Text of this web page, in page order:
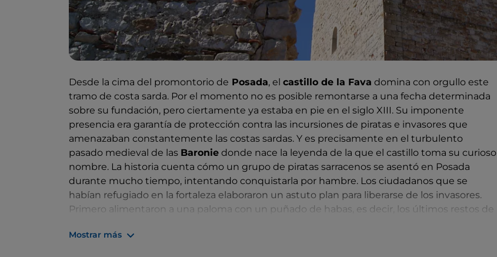
Desde la cima del promontorio de Posada, el castillo de la Fava domina con orgullo este
tramo de costa sarda. Por el momento no es posible remontarse a una fecha determinada
sobre su fundación, pero ciertamente ya estaba en pie en el siglo XIII. Su imponente
presencia era garantía de protección contra las incursiones de piratas e invasores que
amenazaban constantemente las costas sardas. Y es precisamente en el turbulento
pasado medieval de las Baronie donde nace la leyenda de la que el castillo toma su curioso
nombre. La historia cuenta cómo un grupo de piratas sarracenos se asentó en Posada
durante mucho tiempo, intentando conquistarla por hambre. Los ciudadanos que se
habían refugiado en la fortaleza elaboraron un astuto plan para liberarse de los invasores.
Primero alimentaron a una paloma con un puñado de habas, es decir, los últimos restos de
pirata, donde ésta se precipitó exhausta. Los sarracenos notaron el estómago hinchado del
Mostrar más